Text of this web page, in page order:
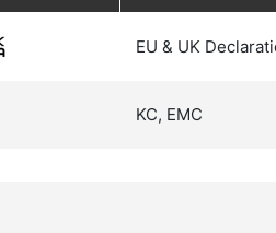
EU & UK
KC, EMC